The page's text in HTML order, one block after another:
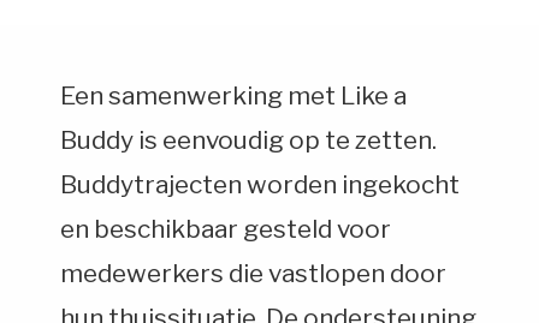
Een samenwerking met Like a
Buddy is eenvoudig op te zetten.
Buddytrajecten worden ingekocht
en beschikbaar gesteld voor
medewerkers die vastlopen door